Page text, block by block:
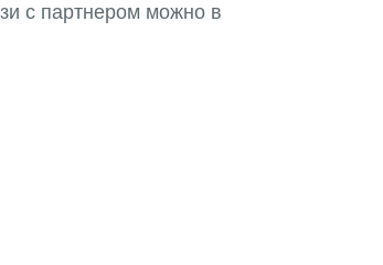
с партнером можно в